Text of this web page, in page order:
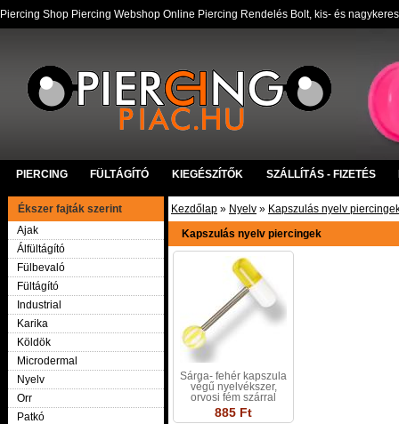
Piercing Shop Piercing Webshop Online Piercing Rendelés Bolt, kis- és
PIERCING FÜLTÁGÍTÓ KIEGÉSZÍTŐK SZÁLLÍTÁS - FIZETÉS
Ékszer fajták szerint
Ajak
Álfültágító
Fülbevaló
Fültágító
Industrial
Karika
Köldök
Microdermal
Nyelv
Orr
Patkó
Kezdőlap » Nyelv » Kapszulás nyelv
Kapszulás nyelv piercingek
Sárga- fehér kapszula
végű nyelvékszer,
orvosi fém szárral
885 Ft